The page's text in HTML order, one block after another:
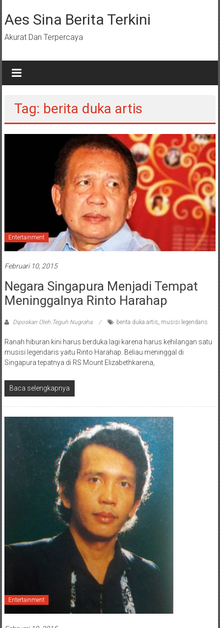
ke
konten
Aes Sina Berita Terkini
Akurat Dan Terpercaya
Tag: berita duka artis
Entertainment
Februari 10, 2015
Negara Singapura Menjadi Tempat
Meninggalnya Rinto Harahap
Diposkan Oleh:Teguh Nugraha berita duka artis musisi legendaris
Ranah hiburan kini harus berduka lagi karena harus kehilangan satu
musisi legendaris yaitu Rinto Harahap. Beliau meninggal di
Singapura tepatnya di RS Mount Elizabethkarena,
Baca selengkapnya
Entertainment